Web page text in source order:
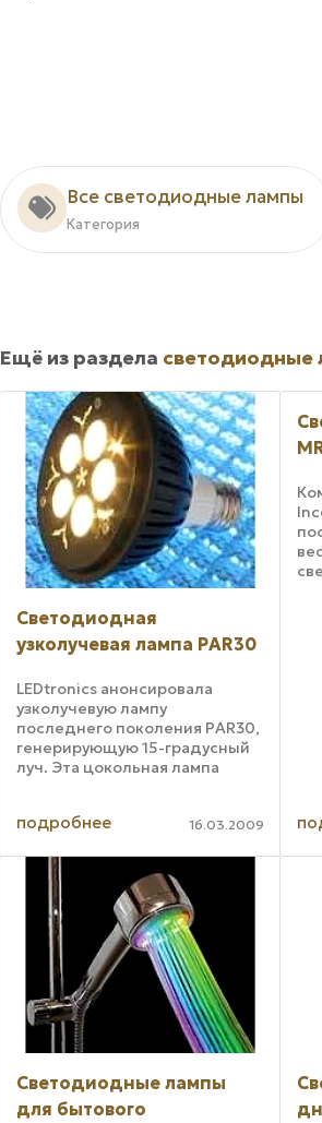
Все светодиодные лампы
Категория
Ещё из раздела светодиодные
Светодиодная
узколучевая лампа PAR30
LEDtronics анонсировала
узколучевую лампу
последнего поколения PAR30,
генерирующую 15-градусный
луч. Эта цокольная лампа
светодиодов и разработана в
цокольной лампы ...
подробнее 16.03.2009
Светодиодные лампы
для бытового